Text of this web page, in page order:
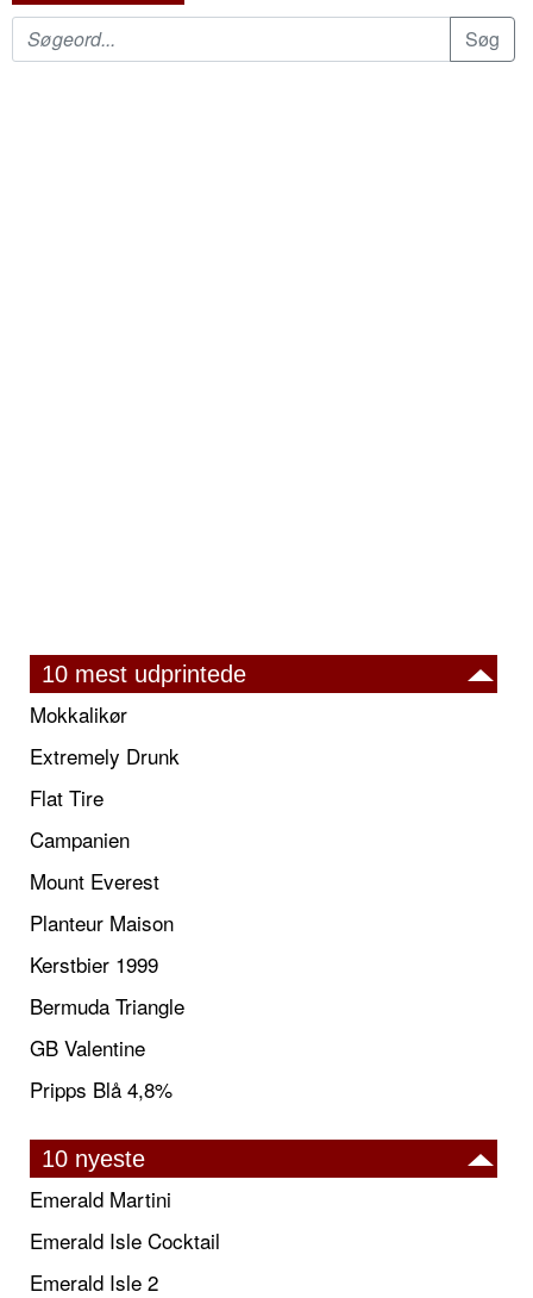
10 mest udprintede
Mokkalikør
Extremely Drunk
Flat Tire
Campanien
Mount Everest
Planteur Maison
Kerstbier 1999
Bermuda Triangle
GB Valentine
Pripps Blå 4,8%
10 nyeste
Emerald Martini
Emerald Isle Cocktail
Emerald Isle 2